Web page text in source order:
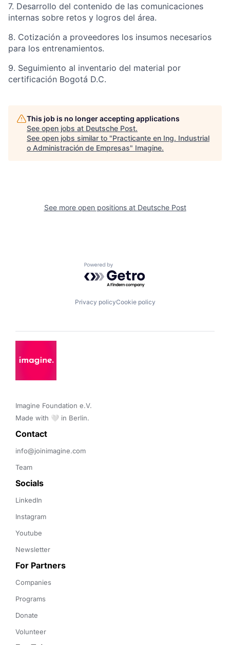
7. Desarrollo del contenido de las comunicaciones
internas sobre retos y logros del área.
8. Cotización a proveedores los insumos necesarios
para los entrenamientos.
9. Seguimiento al inventario del material por
certificación Bogotá D.C.
This job is no longer accepting applications
See open jobs at Deutsche Post.
See open jobs similar to "Practicante en Ing. Industrial
o Administración de Empresas" Imagine.
See more open positions at Deutsche Post
Powered by Getro.com
Privacy policyCookie policy
Imagine Foundation e.V.
Made with 🤍 in Berlin.
Contact
info@joinimagine.com
Team
Socials
LinkedIn
Instagram
Youtube
Newsletter
For Partners
Companies
Programs
Donate
Volunteer